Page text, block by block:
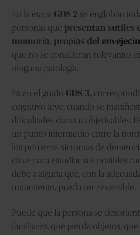
En la etapa GDS 2 se engloban
personas que presentan sutiles
memoria, propias del
que no se consideran relevantes
ninguna patología.
Es en el grado GDS 3,
cognitivo leve, cuando se
dificultades claras u objetivables.
un punto intermedio entre la
los primeros síntomas de
clave para estudiar sus posibles
debe a alguna que, con la
tratamiento, pueda ser reversible.
Puede que la persona se
familiares, que pierda objetos, que